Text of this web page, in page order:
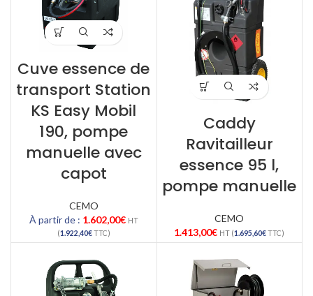
Cuve essence de
transport Station
KS Easy Mobil
190, pompe
manuelle avec
capot
CEMO
À partir de : 1.602,00€ HT
(1.922,40€TTC)
Caddy
Ravitailleur
essence 95 l,
pompe manuelle
CEMO
1.413,00€ HT (1.695,60€TTC)